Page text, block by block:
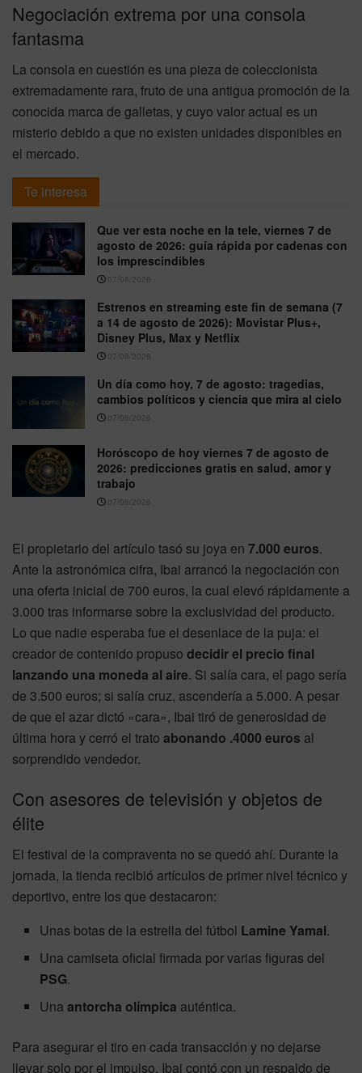
Negociación extrema por una consola
fantasma
La consola en cuestión es una pieza de coleccionista
extremadamente rara, fruto de una antigua promoción de la
conocida marca de galletas, y cuyo valor actual es un
misterio debido a que no existen unidades disponibles en
el mercado.
Te interesa
Que ver esta noche en la tele, viernes 7 de
agosto de 2026: guía rápida por cadenas con
los imprescindibles
07/08/2026
Estrenos en streaming este fin de semana (7
a 14 de agosto de 2026): Movistar Plus+,
Disney Plus, Max y Netflix
07/08/2026
Un día como hoy, 7 de agosto: tragedias,
cambios políticos y ciencia que mira al cielo
07/08/2026
Horóscopo de hoy viernes 7 de agosto de
2026: predicciones gratis en salud, amor y
trabajo
07/08/2026
El propietario del artículo tasó su joya en 7.000 euros.
Ante la astronómica cifra, Ibai arrancó la negociación con
una oferta inicial de 700 euros, la cual elevó rápidamente a
3.000 tras informarse sobre la exclusividad del producto.
Lo que nadie esperaba fue el desenlace de la puja: el
creador de contenido propuso decidir el precio final
lanzando una moneda al aire. Si salía cara, el pago sería
de 3.500 euros; si salía cruz, ascendería a 5.000. A pesar
de que el azar dictó «cara», Ibai tiró de generosidad de
última hora y cerró el trato abonando .4000 euros al
sorprendido vendedor.
Con asesores de televisión y objetos de
élite
El festival de la compraventa no se quedó ahí. Durante la
jornada, la tienda recibió artículos de primer nivel técnico y
deportivo, entre los que destacaron:
Unas botas de la estrella del fútbol Lamine Yamal.
Una camiseta oficial firmada por varias figuras del
PSG.
Unaantorcha olímpica auténtica.
Para asegurar el tiro en cada transacción y no dejarse
llevar solo por el impulso, Ibai contó con un respaldo de